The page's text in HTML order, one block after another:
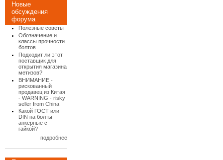
Новые
обсуждения
форума
Полезные советы
Обозначение и
классы прочности
болтов
Подходит ли этот
поставщик для
открытия магазина
метизов?
ВНИМАНИЕ -
рискованный
продавец из Китая
- WARNING - risky
seller from China
Какой ГОСТ или
DIN на болты
анкерные с
гайкой?
подробнее